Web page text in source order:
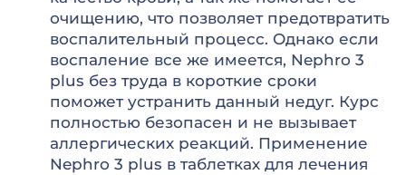
очищению, что позволяет предотвратить
воспалительный процесс. Однако если
воспаление все же имеется, Nephro 3
plus без труда в короткие сроки
поможет устранить данный недуг. Курс
полностью безопасен и не вызывает
аллергических реакций. Применение
Nephro 3 plus в таблетках для лечения